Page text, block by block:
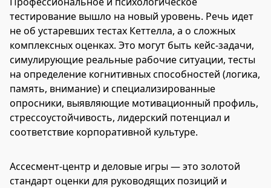
тестирование вышло на новый уровень. Речь идет
не об устаревших тестах Кеттелла, а о сложных
комплексных оценках. Это могут быть кейс-задачи,
симулирующие реальные рабочие ситуации, тесты
на определение когнитивных способностей (логика,
память, внимание) и специализированные
опросники, выявляющие мотивационный профиль,
стрессоустойчивость, лидерский потенциал и
соответствие корпоративной культуре.
Ассесмент-центр и деловые игры — это золотой
стандарт оценки для руководящих позиций и